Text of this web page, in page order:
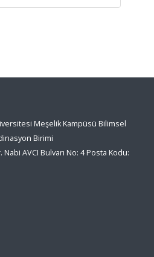
Meşelik Kampüsü Bilimsel
Birimi
AVCI Bulvarı No: 4 Posta Kodu: